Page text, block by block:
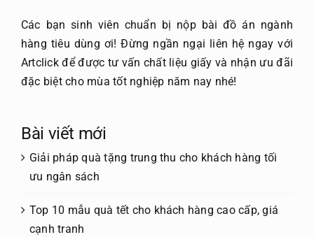
Các bạn sinh viên chuẩn bị nộp bài đồ án ngành
hàng tiêu dùng ơi! Đừng ngần ngại liên hệ ngay với
Artclickđể được tư vấn chất liệu giấy và nhận ưu đãi
đặc biệt cho mùa tốt nghiệp năm nay nhé!
Bài viết mới
Giải pháp quà tặng trung thu cho khách hàng tối
ưu ngân sách
Top 10 mẫu quà tết cho khách hàng cao cấp, giá
cạnh tranh